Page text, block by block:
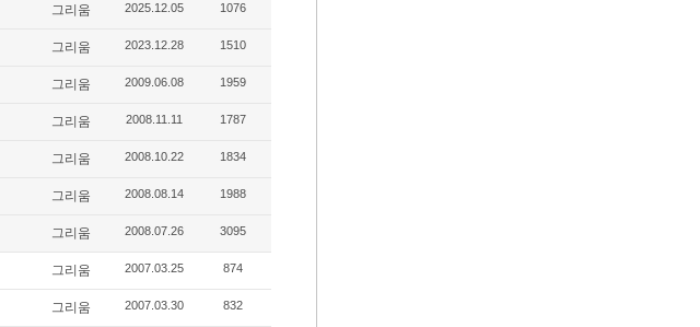
그리움 2025.12.05 1076
그리움 2023.12.28 1510
그리움 2009.06.08 1959
그리움 2008.11.11 1787
그리움 2008.10.22 1834
그리움 2008.08.14 1988
그리움 2008.07.26 3095
그리움 2007.03.25 874
그리움 2007.03.30 832